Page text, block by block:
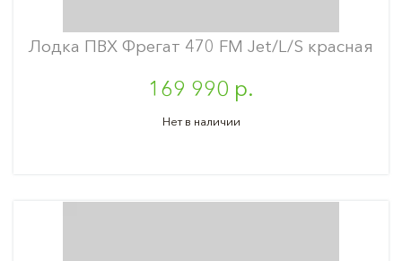
Лодка ПВХ Фрегат 470 FM Jet/L/S красная
169 990 р.
Нет в наличии